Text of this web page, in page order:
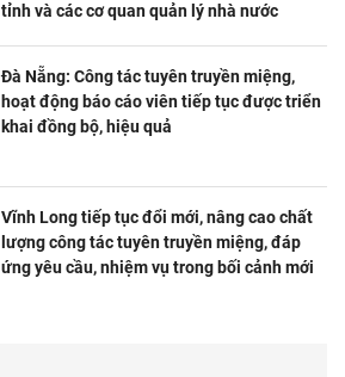
tỉnh và các cơ quan quản lý nhà nước
Đà Nẵng: Công tác tuyên truyền miệng,
hoạt động báo cáo viên tiếp tục được triển
khai đồng bộ, hiệu quả
Vĩnh Long tiếp tục đổi mới, nâng cao chất
lượng công tác tuyên truyền miệng, đáp
ứng yêu cầu, nhiệm vụ trong bối cảnh mới